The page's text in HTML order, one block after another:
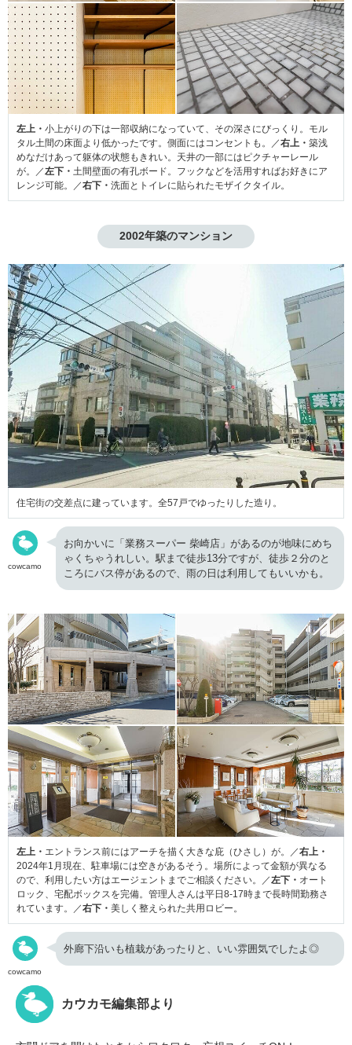
左上・ 小上がりの下は一部収納になっていて、その深さにびっくり。モル
タル土間の床面より低かったです。側面にはコンセントも。／右上・ 築浅
めなだけあって躯体の状態もきれい。天井の一部にはピクチャーレール
が。／左下・ 土間壁面の有孔ボード。フックなどを活用すればお好きにア
レンジ可能。／右下・ 洗面とトイレに貼られたモザイクタイル。
2002年築のマンション
住宅街の交差点に建っています。全57戸でゆったりした造り。
cowcamo
お向かいに「業務スーパー 柴崎店」があるのが地味にめち
ゃくちゃうれしい。駅まで徒歩13分ですが、徒歩２分のと
ころにバス停があるので、雨の日は利用してもいいかも。
左上・ エントランス前にはアーチを描く大きな庇（ひさし）が。／右上・
2024年1月現在、駐車場には空きがあるそう。場所によって金額が異なる
ので、利用したい方はエージェントまでご相談ください。／左下・ オート
ロック、宅配ボックスを完備。管理人さんは平日8-17時まで長時間勤務さ
れています。／右下・ 美しく整えられた共用ロビー。
cowcamo
外廊下沿いも植栽があったりと、いい雰囲気でしたよ◎
カウカモ編集部より